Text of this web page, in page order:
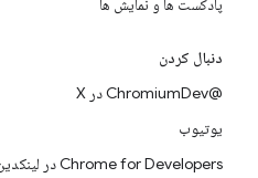
پادکست ها و نمایش ها
دنبال کردن
@ChromiumDev در X
یوتیوب
Chrome for Developers در لینکدین